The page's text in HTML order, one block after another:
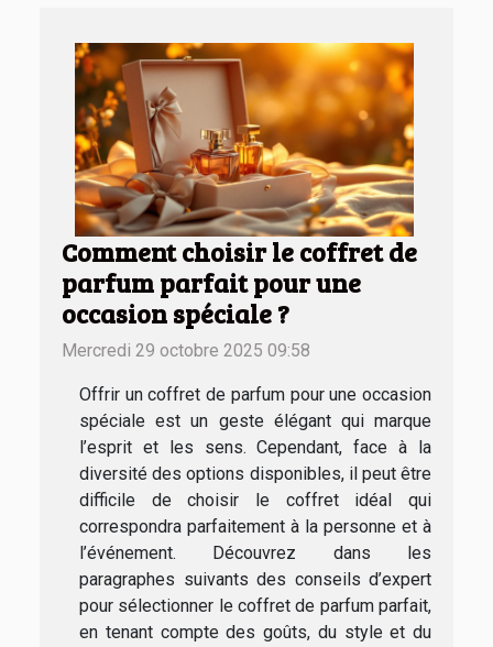
Comment choisir le coffret de
parfum parfait pour une
occasion spéciale ?
Mercredi 29 octobre 2025 09:58
Offrir un coffret de parfum pour une occasion
spéciale est un geste élégant qui marque
l’esprit et les sens. Cependant, face à la
diversité des options disponibles, il peut être
difficile de choisir le coffret idéal qui
correspondra parfaitement à la personne et à
l’événement. Découvrez dans les
paragraphes suivants des conseils d’expert
pour sélectionner le coffret de parfum parfait,
en tenant compte des goûts, du style et du